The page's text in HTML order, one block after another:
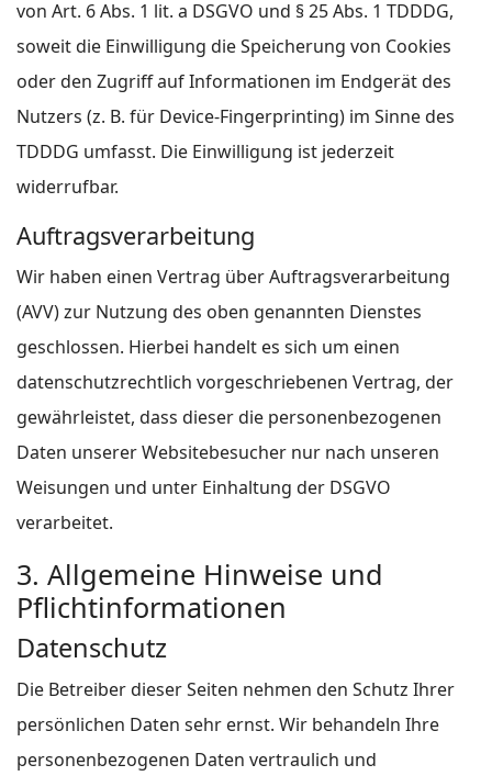
von Art. 6 Abs. 1 lit. a DSGVO und § 25 Abs. 1 TDDDG,
soweit die Einwilligung die Speicherung von Cookies
oder den Zugriff auf Informationen im Endgerät des
Nutzers (z. B. für Device-Fingerprinting) im Sinne des
TDDDG umfasst. Die Einwilligung ist jederzeit
widerrufbar.
Auftragsverarbeitung
Wir haben einen Vertrag über Auftragsverarbeitung
(AVV) zur Nutzung des oben genannten Dienstes
geschlossen. Hierbei handelt es sich um einen
datenschutzrechtlich vorgeschriebenen Vertrag, der
gewährleistet, dass dieser die personenbezogenen
Daten unserer Websitebesucher nur nach unseren
Weisungen und unter Einhaltung der DSGVO
verarbeitet.
3. Allgemeine Hinweise und
Pflicht­informationen
Datenschutz
Die Betreiber dieser Seiten nehmen den Schutz Ihrer
persönlichen Daten sehr ernst. Wir behandeln Ihre
personenbezogenen Daten vertraulich und